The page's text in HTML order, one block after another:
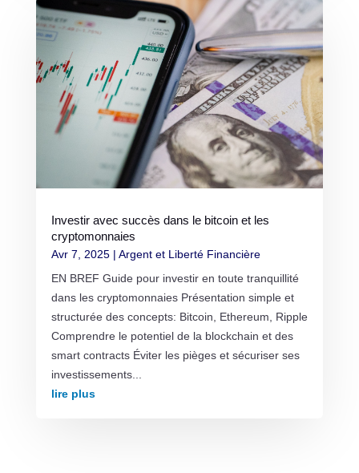
Investir avec succès dans le bitcoin et les
cryptomonnaies
Avr 7, 2025| Argent et Liberté Financière
EN BREF Guide pour investir en toute tranquillité
dans les cryptomonnaies Présentation simple et
structurée des concepts: Bitcoin, Ethereum, Ripple
Comprendre le potentiel de la blockchain et des
smart contracts Éviter les pièges et sécuriser ses
investissements...
lire plus